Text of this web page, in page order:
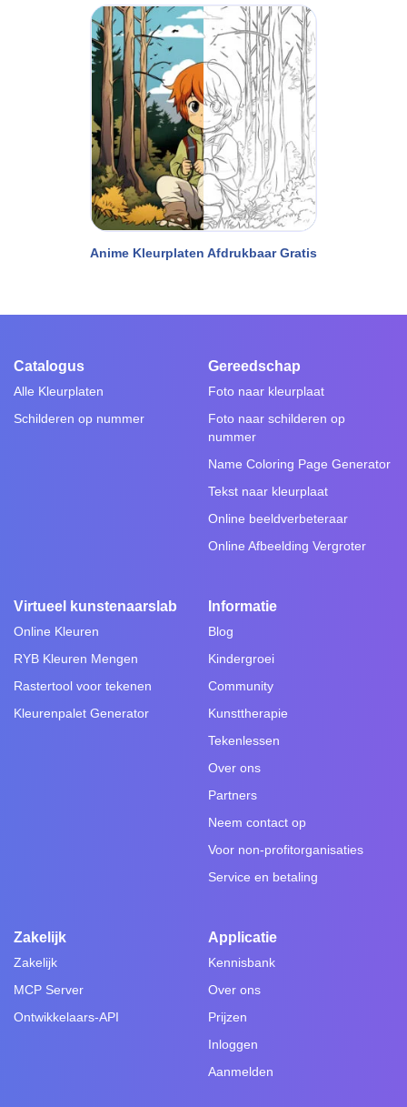
Anime Kleurplaten Afdrukbaar Gratis
Catalogus
Alle Kleurplaten
Schilderen op nummer
Gereedschap
Foto naar kleurplaat
Foto naar schilderen op
nummer
Name Coloring Page Generator
Tekst naar kleurplaat
Online beeldverbeteraar
Online Afbeelding Vergroter
Virtueel kunstenaarslab
Online Kleuren
RYB Kleuren Mengen
Rastertool voor tekenen
Kleurenpalet Generator
Informatie
Blog
Kindergroei
Community
Kunsttherapie
Tekenlessen
Over ons
Partners
Neem contact op
Voor non-profitorganisaties
Service en betaling
Zakelijk
Zakelijk
MCP Server
Ontwikkelaars-API
Applicatie
Kennisbank
Over ons
Prijzen
Inloggen
Aanmelden